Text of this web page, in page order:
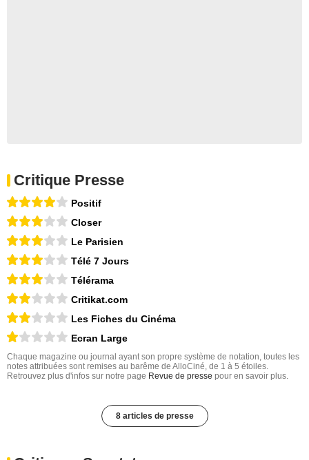
Critique Presse
Positif
Closer
Le Parisien
Télé 7 Jours
Télérama
Critikat.com
Les Fiches du Cinéma
Ecran Large
Chaque magazine ou journal ayant son propre système de notation, toutes les
notes attribuées sont remises au barême de AlloCiné, de 1 à 5 étoiles.
Retrouvez plus d'infos sur notre page Revue de presse pour en savoir plus.
8 articles de presse